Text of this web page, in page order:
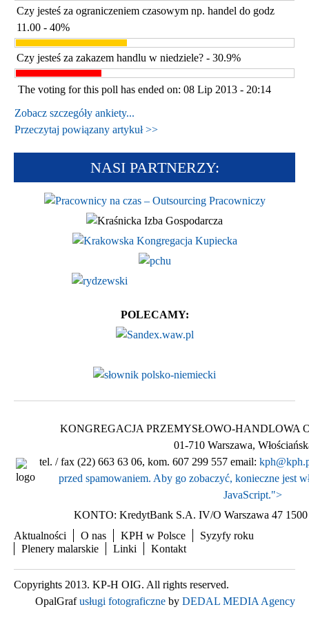
Czy jesteś za ograniczeniem czasowym np. handel do godz
11.00 - 40%
Czy jesteś za zakazem handlu w niedziele? - 30.9%
The voting for this poll has ended on: 08 Lip 2013 - 20:14
Zobacz szczegóły ankiety...
Przeczytaj powiązany artykuł >>
NASI PARTNERZY:
POLECAMY:
KONGREGACJA PRZEMYSŁOWO-HANDLOWA
01-710 Warszawa,
tel. / fax (22) 663 63 06, kom. 607 299 557 email:
przed spamowaniem. Aby go zobaczyć, konieczne jest
JavaScript.">
KONTO: KredytBank S.A. IV/O Warszawa 47 1500
Aktualności
O nas KPH w Polsce
Syzyfy roku
Plenery malarskie
Linki Kontakt
Copyrights 2013. KP-H OIG. All rights reserved.
OpalGrafusługi fotograficzne by DEDAL MEDIA Agency